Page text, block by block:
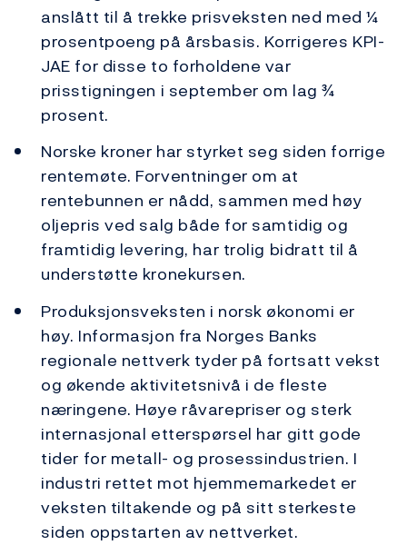
anslått til å trekke prisveksten ned med ¼
prosentpoeng på årsbasis. Korrigeres KPI-
JAE for disse to forholdene var
prisstigningen i september om lag ¾
prosent.
Norske kroner har styrket seg siden forrige
rentemøte. Forventninger om at
rentebunnen er nådd, sammen med høy
oljepris ved salg både for samtidig og
framtidig levering, har trolig bidratt til å
understøtte kronekursen.
Produksjonsveksten i norsk økonomi er
høy. Informasjon fra Norges Banks
regionale nettverk tyder på fortsatt vekst
og økende aktivitetsnivå i de fleste
næringene. Høye råvarepriser og sterk
internasjonal etterspørsel har gitt gode
tider for metall- og prosessindustrien. I
industri rettet mot hjemmemarkedet er
veksten tiltakende og på sitt sterkeste
siden oppstarten av nettverket.